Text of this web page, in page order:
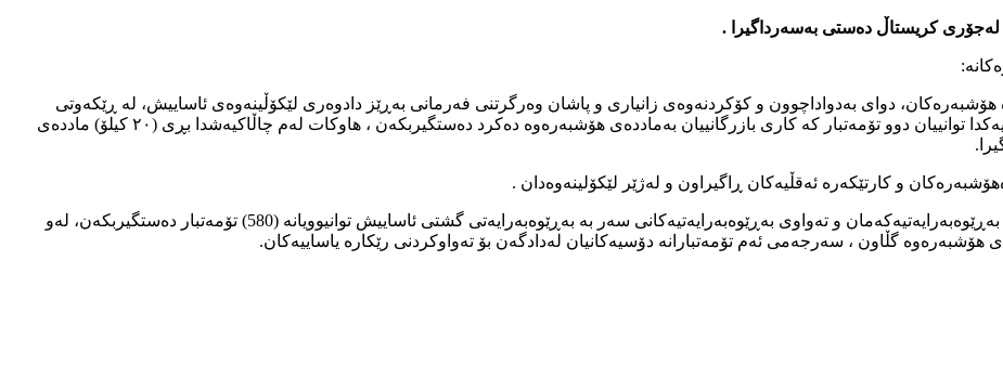
هۆشبەرەکان، دوای بەدواداچوون و کۆکردنەوەی زانیاری و پاشان وەرگرتنی فەرمانی بەڕێز دادوەری لێکۆڵینەوەی ئاساییش، لە ڕێکەوتی
٢٢ـی٥ـی٢٠٢٤ تیمێکی بەدواداچوونی بەڕێوەبەرایەتیمان لەچالاکیەکدا توانییان دوو تۆمەتبار کە کاری بازرگانییان بەماددەی هۆشبەرەوە دەکرد دەستگیربکەن ، هاوکات لەم چاڵاکیەشدا بڕی (٢٠ کیلۆ) ماددەی
و کارتێکەرە ئەقڵیەکان ڕاگیراون و لەژێر لێکۆلینەوەدان .
جێی ئاماژە پێدانە لە سەرەتای ئەم ساڵەوە تاکو ٣٠ـی ٤ـی ٢٠٢٤ بەڕێوەبەرایەتیەکەمان و تەواوی بەڕێوەبەرایەتیەکانی سەر بە بەڕێوەبەرایەتی گشتی ئاساییش توانیوویانە (580) تۆمەتبار دەستگیربکەن، لەو